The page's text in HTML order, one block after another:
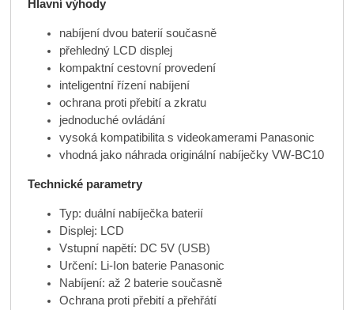
Hlavní výhody
nabíjení dvou baterií současně
přehledný LCD displej
kompaktní cestovní provedení
inteligentní řízení nabíjení
ochrana proti přebití a zkratu
jednoduché ovládání
vysoká kompatibilita s videokamerami Panasonic
vhodná jako náhrada originální nabíječky VW-BC10
Technické parametry
Typ: duální nabíječka baterií
Displej: LCD
Vstupní napětí: DC 5V (USB)
Určení: Li-Ion baterie Panasonic
Nabíjení: až 2 baterie současně
Ochrana proti přebití a přehřátí